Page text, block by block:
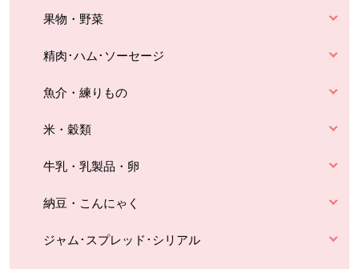
果物・野菜
精肉･ハム･ソーセージ
魚介・練りもの
米・穀類
牛乳・乳製品・卵
納豆・こんにゃく
ジャム･スプレッド･シリアル